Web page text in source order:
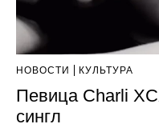
НОВОСТИ КУЛЬТУРА
Певица Charli
сингл